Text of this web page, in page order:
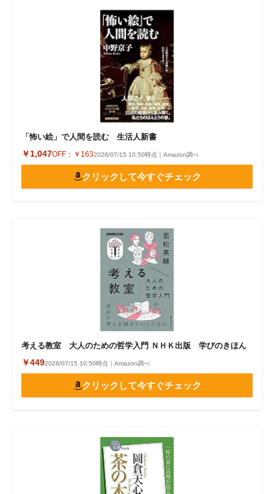
「怖い絵」で人間を読む 生活人新書
￥1,047OFF： ￥1632026/07/15 10:50時点｜Amazon調べ
クリックして今すぐチェック
考える教室 大人のための哲学入門 ＮＨＫ出版 学びのきほん
￥4492026/07/15 10:50時点｜Amazon調べ
クリックして今すぐチェック